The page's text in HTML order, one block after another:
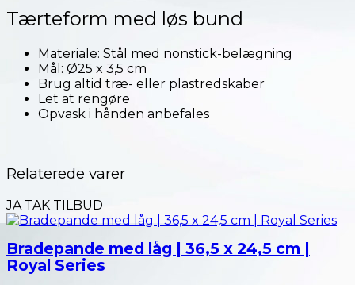
Tærteform med løs bund
Materiale: Stål med nonstick-belægning
Mål: Ø25 x 3,5 cm
Brug altid træ- eller plastredskaber
Let at rengøre
Opvask i hånden anbefales
Relaterede varer
JA TAK TILBUD
Bradepande med låg | 36,5 x 24,5 cm |
Royal Series